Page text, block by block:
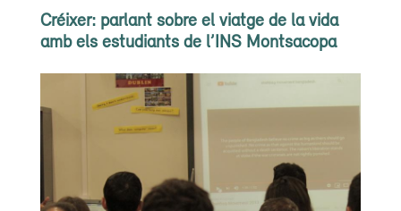
Créixer: parlant sobre el viatge de la vida
amb els estudiants de l’INS Montsacopa